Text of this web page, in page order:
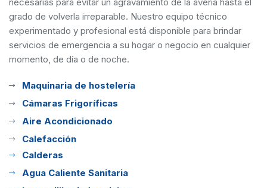
grado de volverla irreparable. Nuestro equipo técnico
experimentado y profesional está disponible para brindar
servicios de emergencia a su hogar o negocio en cualquier
momento, de día o de noche.
Maquinaria de hostelería
Cámaras Frigoríficas
Aire Acondicionado
Calefacción
Calderas
Agua Caliente Sanitaria